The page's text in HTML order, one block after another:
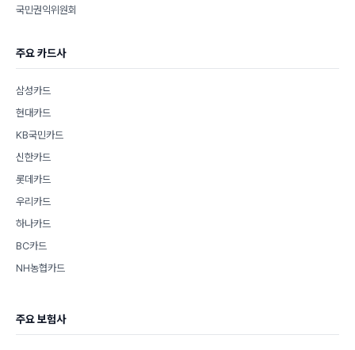
국민권익위원회
주요 카드사
삼성카드
현대카드
KB국민카드
신한카드
롯데카드
우리카드
하나카드
BC카드
NH농협카드
주요 보험사